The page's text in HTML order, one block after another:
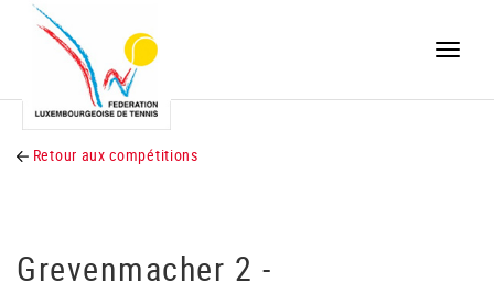
Toggle
Retour aux compétitions
Grevenmacher 2 -